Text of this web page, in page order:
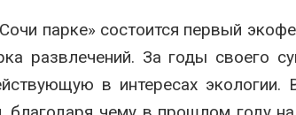
парке» состоится первый
развлечений. За годы своего
в интересах экологии.
контейнерных площадок
Авг 7, 2026